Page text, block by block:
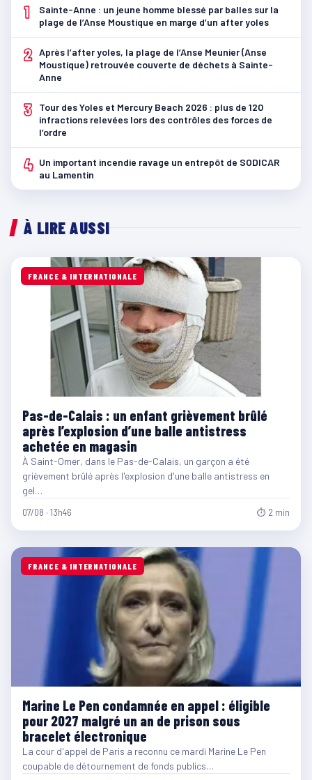
1
Sainte-Anne : un jeune homme blessé par balles sur la
plage de l’Anse Moustique en marge d’un after yoles
2 Après l’after yoles, la plage de l’Anse Meunier (Anse
Moustique) retrouvée couverte de déchets à Sainte-
Anne
3
Tour des Yoles et Mercury Beach 2026 : plus de 120
infractions relevées lors des contrôles des forces de
l’ordre
4 Un important incendie ravage un entrepôt de SODICAR
au Lamentin
À LIRE AUSSI
FRANCE & INTERNATIONALE
Pas-de-Calais : un enfant grièvement brûlé
après l’explosion d’une balle antistress
achetée en magasin
À Saint-Omer, dans le Pas-de-Calais, un garçon a été
grièvement brûlé après l'explosion d'une balle antistress en
gel…
07/08 · 13h46 ⏱ 2 min
FRANCE & INTERNATIONALE
Marine Le Pen condamnée en appel : éligible
pour 2027 malgré un an de prison sous
bracelet électronique
La cour d'appel de Paris a reconnu ce mardi Marine Le Pen
coupable de détournement de fonds publics…